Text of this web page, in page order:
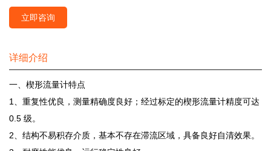
立即咨询
详细介绍
一、楔形流量计特点
1、重复性优良，测量精确度良好；经过标定的楔形流量计精度可达
0.5 级。
2、结构不易积存介质，基本不存在滞流区域，具备良好自清效果。